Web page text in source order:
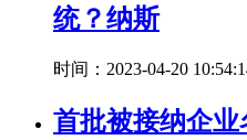
统？纳斯
时间：2023-04-20
首批被接纳企